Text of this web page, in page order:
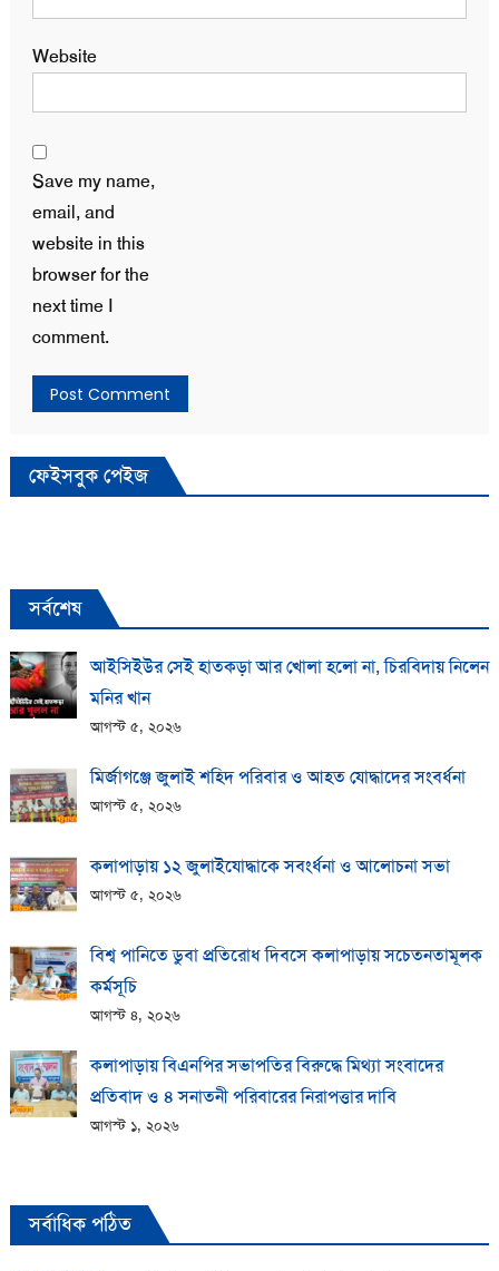
Website
Save my name,
email, and
website in this
browser for the
next time I
comment.
ফেইসবুক পেইজ
সর্বশেষ
আইসিইউর সেই হাতকড়া আর খোলা হলো না, চিরবিদায় নিলেন
মনির খান
আগস্ট ৫, ২০২৬
মির্জাগঞ্জে জুলাই শহিদ পরিবার ও আহত যোদ্ধাদের সংবর্ধনা
আগস্ট ৫, ২০২৬
কলাপাড়ায় ১২ জুলাইযোদ্ধাকে সবংর্ধনা ও আলোচনা সভা
আগস্ট ৫, ২০২৬
বিশ্ব পানিতে ডুবা প্রতিরোধ দিবসে কলাপাড়ায় সচেতনতামূলক
কর্মসূচি
আগস্ট ৪, ২০২৬
কলাপাড়ায় বিএনপির সভাপতির বিরুদ্ধে মিথ্যা সংবাদের
প্রতিবাদ ও ৪ সনাতনী পরিবারের নিরাপত্তার দাবি
আগস্ট ১, ২০২৬
সর্বাধিক পঠিত